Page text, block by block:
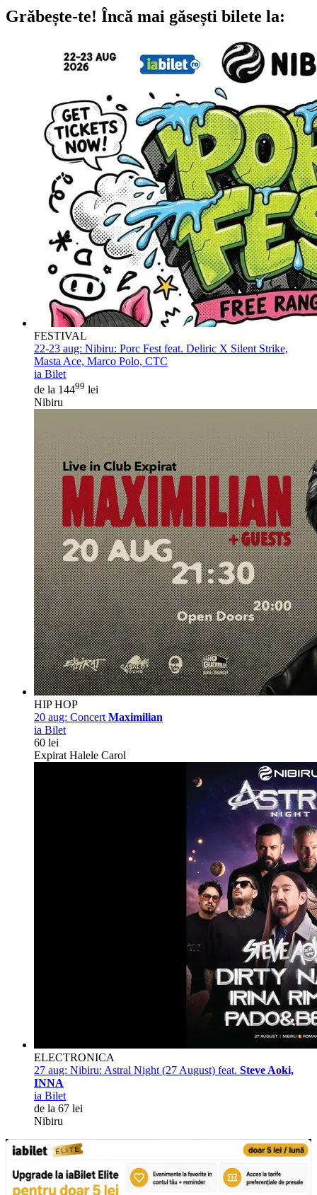
Grăbește-te! Încă mai găsești bilete la:
FESTIVAL
22-23 aug: Nibiru: Porc Fest feat. Deliric X Silent Strike,
Masta Ace, Marco Polo, CTC
ia Bilet
de la 14499 lei
Nibiru
HIP HOP
20 aug: Concert Maximilian
ia Bilet
60 lei
Expirat Halele Carol
ELECTRONICA
27 aug: Nibiru: Astral Night (27 August) feat. Steve Aoki,
INNA
ia Bilet
de la 67 lei
Nibiru